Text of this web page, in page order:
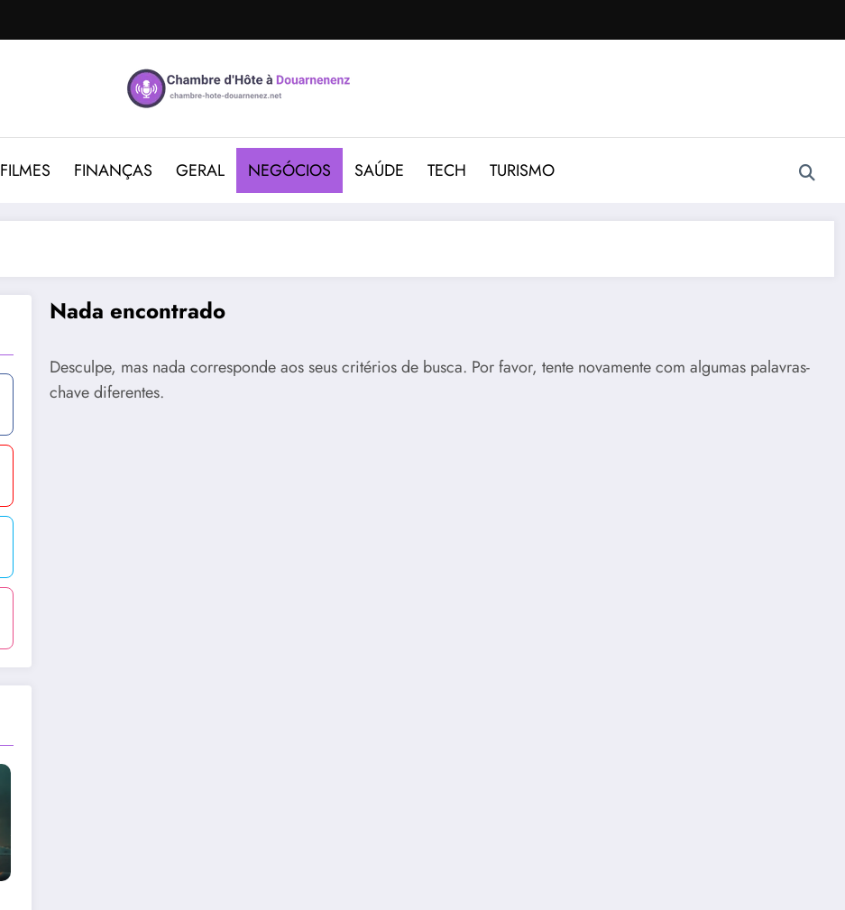
FILMES FINANÇAS GERAL NEGÓCIOS SAÚDE TECH TURISMO
Nada encontrado
Desculpe, mas nada corresponde aos seus critérios de busca. Por favor, tente novamente com algumas palavras-
chave diferentes.